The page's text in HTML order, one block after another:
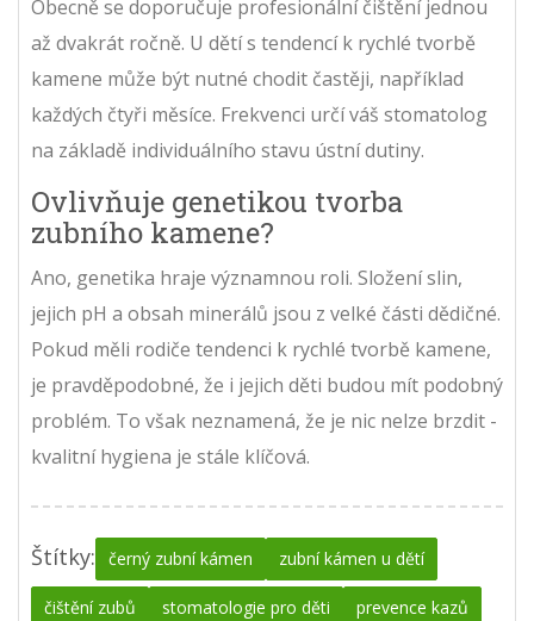
Obecně se doporučuje profesionální čištění jednou
až dvakrát ročně. U dětí s tendencí k rychlé tvorbě
kamene může být nutné chodit častěji, například
každých čtyři měsíce. Frekvenci určí váš stomatolog
na základě individuálního stavu ústní dutiny.
Ovlivňuje genetikou tvorba
zubního kamene?
Ano, genetika hraje významnou roli. Složení slin,
jejich pH a obsah minerálů jsou z velké části dědičné.
Pokud měli rodiče tendenci k rychlé tvorbě kamene,
je pravděpodobné, že i jejich děti budou mít podobný
problém. To však neznamená, že je nic nelze brzdit -
kvalitní hygiena je stále klíčová.
Štítky: černý zubní kámen zubní kámen u dětí
čištění zubů stomatologie pro děti prevence kazů